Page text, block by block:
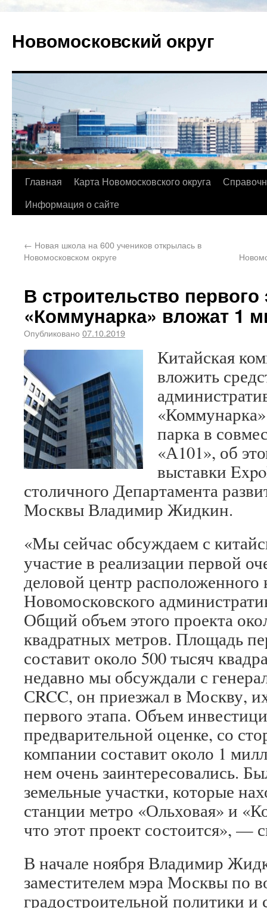
Новомосковский округ
Главная Карта Новомосковского округа
Информация о сайте
← Новая школа на 600 учеников открылась в
Новомосковском округе
В строительство
«Коммунарка» вложат 1
Опубликовано 07.10.2019
Китайская
вложить
парка в
«А101», об
выставки
столичного Департамента
Москвы Владимир Жидкин.
«Мы сейчас обсуждаем с
участие в реализации первой
деловой центр расположенного
Новомосковского
Общий объем этого проекта
квадратных метров. Площадь
составит около 500 тысяч
недавно мы обсуждали с
СRCC, он приезжал в Москву,
первого этапа. Объем
предварительной оценке, со
компании составит около 1
нем очень заинтересовались.
земельные участки, которые
станции метро «Ольховая» и
что этот проект состоится»,
В начале ноября Владимир
заместителем мэра Москвы по
градостроительной политики и